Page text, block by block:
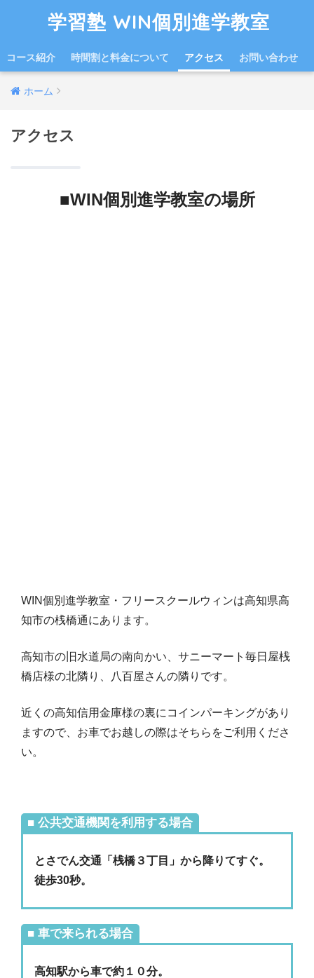
学習塾 WIN個別進学教室
コース紹介 時間割と料金について アクセス お問い合わせ
ホーム
アクセス
■WIN個別進学教室の場所
WIN個別進学教室・フリースクールウィンは高知県高
知市の桟橋通にあります。
高知市の旧水道局の南向かい、サニーマート毎日屋桟
橋店様の北隣り、八百屋さんの隣りです。
近くの高知信用金庫様の裏にコインパーキングがあり
ますので、お車でお越しの際はそちらをご利用くださ
い。
■ 公共交通機関を利用する場合
とさでん交通「桟橋３丁目」から降りてすぐ。
徒歩30秒。
■ 車で来られる場合
高知駅から車で約１０分。